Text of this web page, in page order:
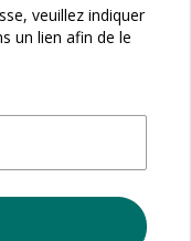
veuillez indiquer
un lien afin de le